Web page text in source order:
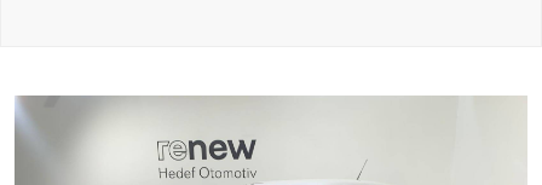
SERVİSLER )